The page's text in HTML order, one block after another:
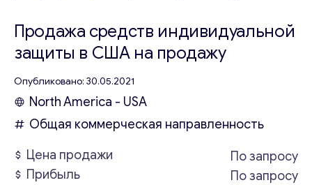
Продажа средств индивидуальной
защиты в США на продажу
Опубликовано: 30.05.2021
North America - USA
Общая коммерческая направленность
Цена продажи
По запросу
Прибыль
По запросу